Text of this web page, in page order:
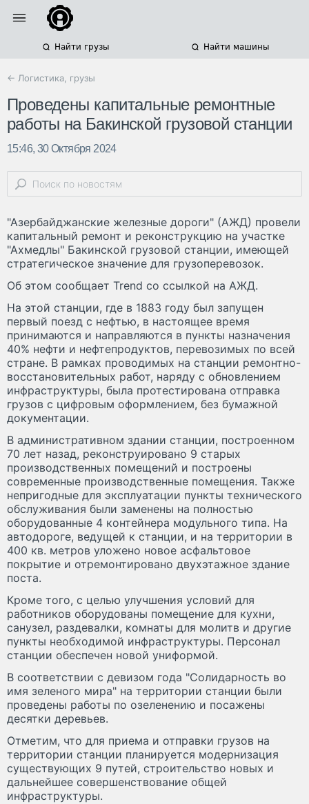
Найти грузы Найти машины
← Логистика, грузы
Проведены капитальные ремонтные
работы на Бакинской грузовой станции
15:46, 30 Октября 2024
"Азербайджанские железные дороги" (АЖД) провели
капитальный ремонт и реконструкцию на участке
"Ахмедлы" Бакинской грузовой станции, имеющей
стратегическое значение для грузоперевозок.
Об этом сообщает Trend со ссылкой на АЖД.
На этой станции, где в 1883 году был запущен
первый поезд с нефтью, в настоящее время
принимаются и направляются в пункты назначения
40% нефти и нефтепродуктов, перевозимых по всей
стране. В рамках проводимых на станции ремонтно-
восстановительных работ, наряду с обновлением
инфраструктуры, была протестирована отправка
грузов с цифровым оформлением, без бумажной
документации.
В административном здании станции, построенном
70 лет назад, реконструировано 9 старых
производственных помещений и построены
современные производственные помещения. Также
непригодные для эксплуатации пункты технического
обслуживания были заменены на полностью
оборудованные 4 контейнера модульного типа. На
автодороге, ведущей к станции, и на территории в
400 кв. метров уложено новое асфальтовое
покрытие и отремонтировано двухэтажное здание
поста.
Кроме того, с целью улучшения условий для
работников оборудованы помещение для кухни,
санузел, раздевалки, комнаты для молитв и другие
пункты необходимой инфраструктуры. Персонал
станции обеспечен новой униформой.
В соответствии с девизом года "Солидарность во
имя зеленого мира" на территории станции были
проведены работы по озеленению и посажены
десятки деревьев.
Отметим, что для приема и отправки грузов на
территории станции планируется модернизация
существующих 9 путей, строительство новых и
дальнейшее совершенствование общей
инфраструктуры.